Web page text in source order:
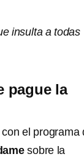
insulta a todas
pague la
el programa
sobre la